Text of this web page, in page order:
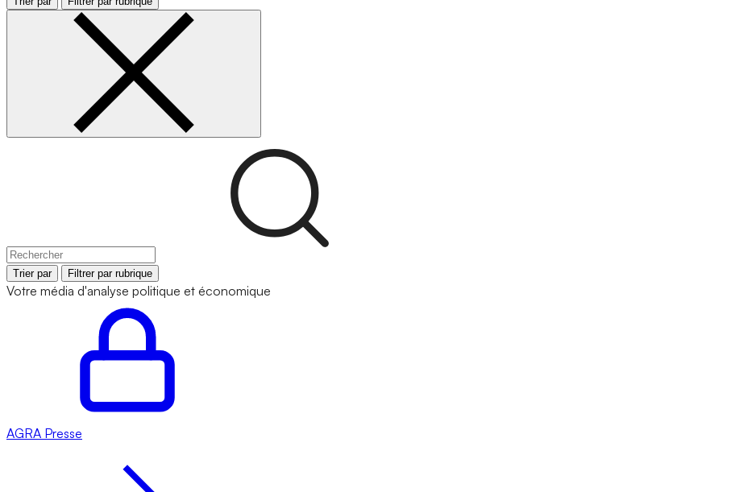
Trier par Filtrer par rubrique
Votre média d'analyse politique et économique
AGRA Presse